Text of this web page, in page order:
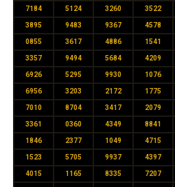
7184 5124 3260 3522
3895 9483 9367 4578
0855 3617 4886 1541
3357 9494 5684 4209
6926 5295 9930 1076
6956 3203 2172 1775
7010 8704 3417 2079
3361 0360 4349 8841
1846 2377 1049 4715
1523 5705 9937 4397
4015 1165 8335 7207